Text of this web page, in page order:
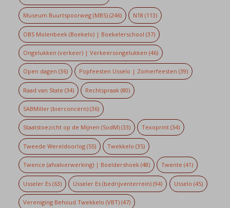
Museum Buurtspoorweg (MBS)(246) N18 (113)
OBS Molenbeek (Boekelo) | Boekelerschool (37)
Ongelukken (verkeer) | Verkeersongelukken (46)
Open dagen (36) Popfeesten Usselo | Zomerfeesten (39)
Raad van State (34) Rechtspraak (80)
SABMiller (bierconcern)(36)
Staatstoezicht op de Mijnen (SodM)(33) Texoprint (34)
Tweede Wereldoorlog(55) Twekkelo (35)
Twence (afvalverwerking) | Boeldershoek(48) Twente (41)
Usseler Es(63) Usseler Es (bedrijventerrein) (94) Usselo (45)
Vereniging Behoud Twekkelo (VBT)(47)